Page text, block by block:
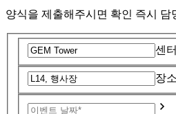
양식을 제출해주시면 확인 즉시 담
센터
장소